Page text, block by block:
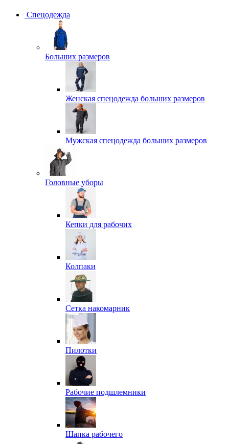
Спецодежда
Больших размеров
Женская спецодежда больших размеров
Мужская спецодежда больших размеров
Головные уборы
Кепки для рабочих
Колпаки
Сетка накомарник
Пилотки
Рабочие подшлемники
Шапка рабочего